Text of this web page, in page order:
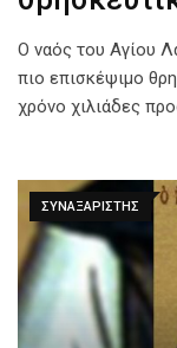
Ο ναός του Αγίου
πιο επισκέψιμο
χρόνο χιλιάδες
ΣΥΝΑΞΑΡΙΣΤΗΣ